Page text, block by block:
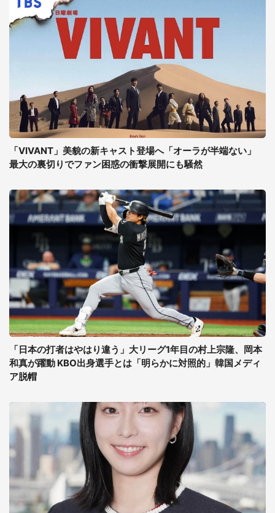
「VIVANT」美貌の新キャスト登場へ「オーラが半端ない」
最大の裏切りでファン困惑の衝撃展開にも騒然
「日本の打者はやはり違う」大リーグ1年目の村上宗隆、岡本
和真が躍動 KBO出身選手とは「明らかに対照的」韓国メディ
ア脱帽